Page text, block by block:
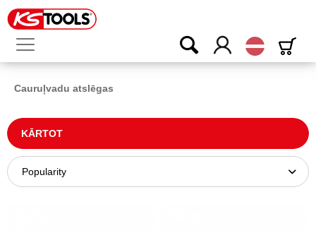
Latvijas
Cauruļvadu atslēgas
KĀRTOT